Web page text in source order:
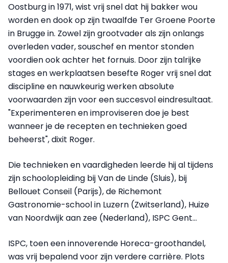
Oostburg in 1971, wist vrij snel dat hij bakker wou
worden en dook op zijn twaalfde Ter Groene Poorte
in Brugge in. Zowel zijn grootvader als zijn onlangs
overleden vader, souschef en mentor stonden
voordien ook achter het fornuis. Door zijn talrijke
stages en werkplaatsen besefte Roger vrij snel dat
discipline en nauwkeurig werken absolute
voorwaarden zijn voor een succesvol eindresultaat.
"Experimenteren en improviseren doe je best
wanneer je de recepten en technieken goed
beheerst", dixit Roger.
Die technieken en vaardigheden leerde hij al tijdens
zijn schoolopleiding bij Van de Linde (Sluis), bij
Bellouet Conseil (Parijs), de Richemont
Gastronomie-school in Luzern (Zwitserland), Huize
van Noordwijk aan zee (Nederland), ISPC Gent...
ISPC, toen een innoverende Horeca-groothandel,
was vrij bepalend voor zijn verdere carrière. Plots